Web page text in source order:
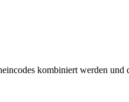
kombiniert werden und